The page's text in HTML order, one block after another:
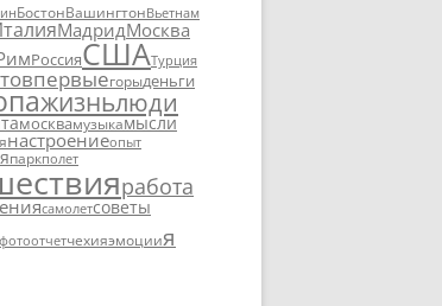
БостонВашингтонВьетнам
МадридМосква
РоссияСШАТурция
впервыегорыденьги
жизньлюди
москвамузыкамысли
настроениеопыт
паркполет
работа
самолетсоветы
фотоотчетчехияэмоциия